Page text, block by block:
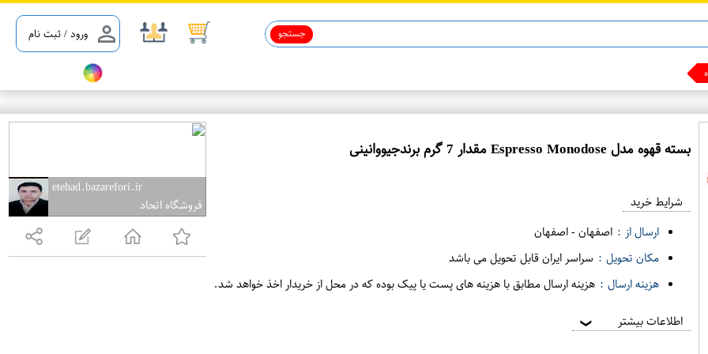
ورود / ثبت نام جستجو
پول
etehad.bazarefori.ir
فروشگاه اتحاد
بسته قهوه مدل Espresso Monodose مقدار 7 گرم برندجیووانینی
شرایط خرید
ارسال از : اصفهان-اصفهان
مکان تحویل : سراسر ایران قابل تحویل می باشد
هزینه ارسال : هزینه ارسال مطابق با هزینه های پست یا پیک بوده که در محل از خریدار اخذ خواهد شد.
اطلاعات بیشتر ❯